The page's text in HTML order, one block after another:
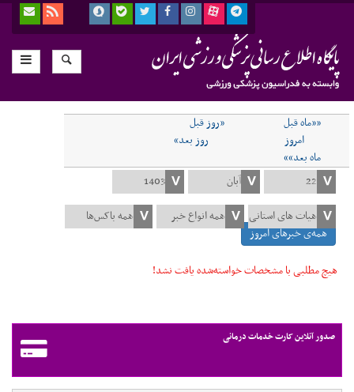
««ماه قبل
«روز قبل
امروز
روز بعد»
ماه بعد»»
همه‌ی خبرهای امروز
هیچ مطلبی با مشخصات خواسته‌شده یافت نشد!
صدور آنلاین کارت خدمات درمانی